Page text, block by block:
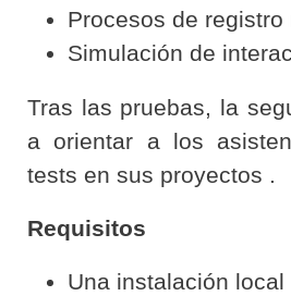
Procesos de registro
Simulación de
Tras las pruebas, la
a orientar a los
tests en sus proyectos .
Requisitos
Una instalación